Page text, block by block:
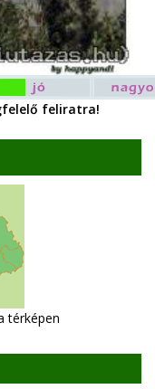
feliratra!
térképen